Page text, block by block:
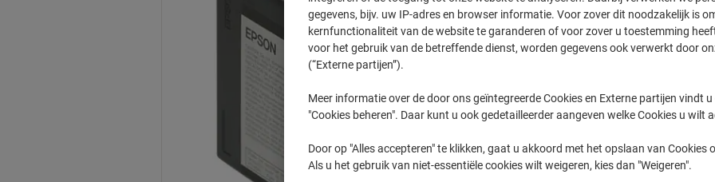
Aantal Excl. btw
76,49 €
Momenteel op voorraad
Vóór
werkdagen
Verzonden door leverancier
gegevens, bijv. uw IP-adres en browser informatie. Voor zover dit noodzakelijk is
kernfunctionaliteit van de website te garanderen of voor zover u toestemming
voor het gebruik van de betreffende dienst, worden gegevens ook verwerkt door
(“Externe partijen”).
Meer informatie over de door ons geïntegreerde Cookies en Externe partijen vindt u
"Cookies beheren". Daar kunt u ook gedetailleerder aangeven welke Cookies u wilt
Door op "Alles accepteren" te klikken, gaat u akkoord met het opslaan van Cookies
Als u het gebruik van niet-essentiële cookies wilt weigeren, kies dan "Weigeren".